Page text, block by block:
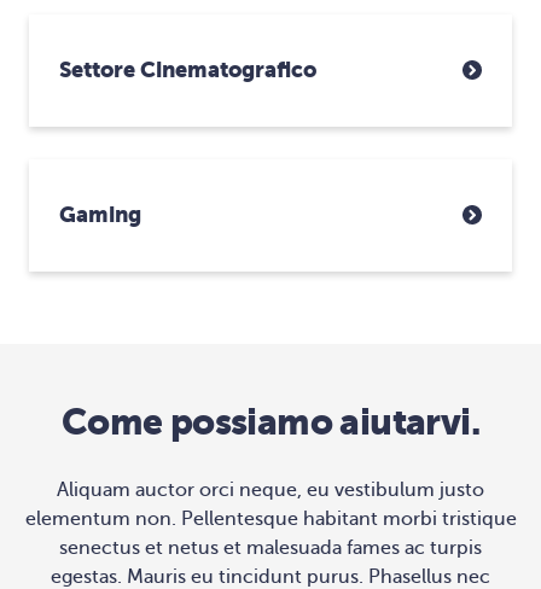
Settore Cinematografico
Gaming
Come possiamo aiutarvi.
Aliquam auctor orci neque, eu vestibulum justo
elementum non. Pellentesque habitant morbi tristique
senectus et netus et malesuada fames ac turpis
egestas. Mauris eu tincidunt purus. Phasellus nec